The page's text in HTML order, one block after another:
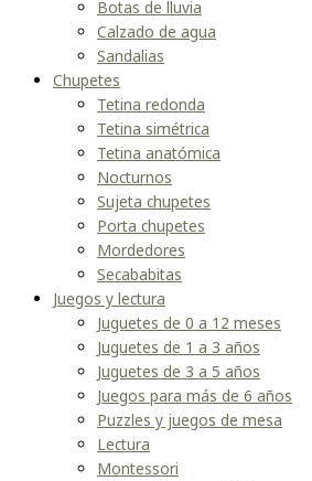
Botas de lluvia
Calzado de agua
Sandalias
Chupetes
Tetina redonda
Tetina simétrica
Tetina anatómica
Nocturnos
Sujeta chupetes
Porta chupetes
Mordedores
Secababitas
Juegos y lectura
Juguetes de 0 a 12 meses
Juguetes de 1 a 3 años
Juguetes de 3 a 5 años
Juegos para más de 6 años
Puzzles y juegos de mesa
Lectura
Montessori